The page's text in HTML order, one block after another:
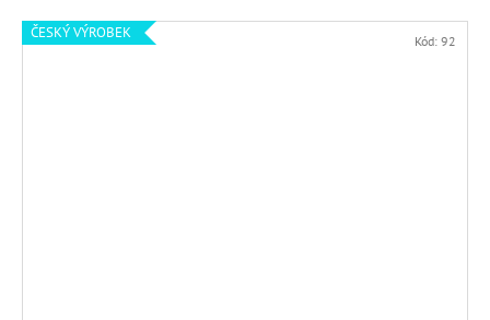
ČESKÝ VÝROBEK Kód: 92